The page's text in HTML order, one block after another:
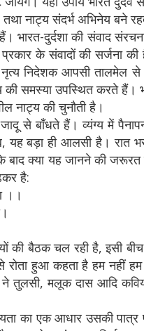
तथा नाट्य संदर्भ अभिनेय बने
दुर्दशा की संवाद
प्रकार के संवादों की
निदेशक आपसी तालमेल से
की समस्या उपस्थित करते
नाट्य की चुनौती है।
जादू से बाँधते हैं। व्यंग्य में
यह बड़ा ही आलसी है। रात
क्या यह जानने की जरूरत
है:
।।
की बैठक चल रही है, इसी
हुआ कहता है हम नहीं हम
ने तुलसी, मलूक दास आदि
एक आधार उसकी पात्र